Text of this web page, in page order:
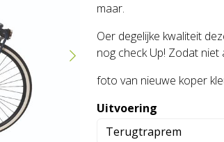
maar.
Oer degelijke kwaliteit
nog check Up! Zodat
foto van nieuwe koper
Uitvoering